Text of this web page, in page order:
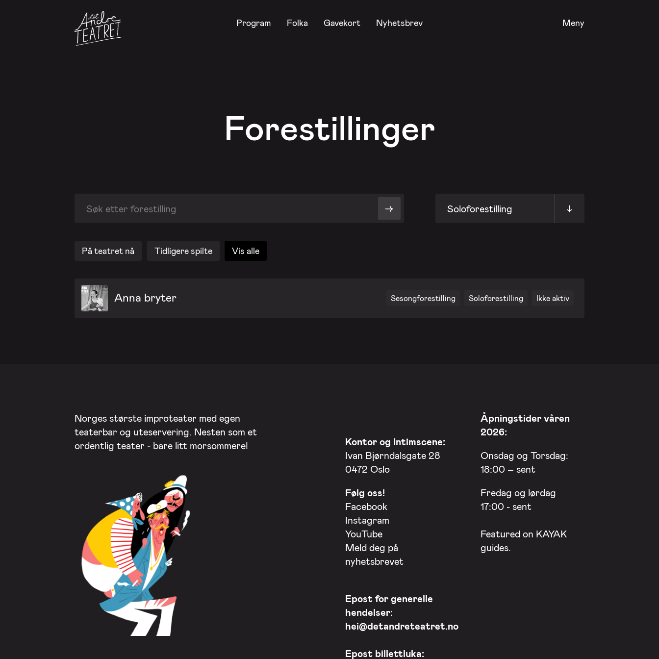
Program Folka Gavekort Nyhetsbrev Meny
Forestillinger
-> Soloforestilling ↓
På teatret nå Tidligere spilte Vis alle
Anna bryter Sesongforestilling Soloforestilling Ikke aktiv
Norges største improteater med egen
teaterbar og uteservering. Nesten som et
ordentlig teater - bare litt morsommere!
Kontor og Intimscene:
Ivan Bjørndalsgate 28
0472 Oslo
Følg oss!
Facebook
Instagram
YouTube
Meld deg på
nyhetsbrevet
Epost for generelle
hendelser:
hei@detandreteatret.no
Epost billettluka:
Åpningstider våren
2026:
Onsdag og Torsdag:
18:00 – sent
Fredag og lørdag
17:00 - sent
Featured on KAYAK
guides.